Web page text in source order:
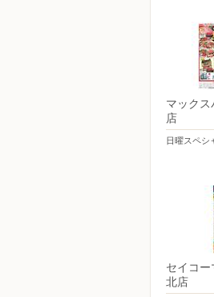
マック
店
日曜スペシ
セイコー
北店